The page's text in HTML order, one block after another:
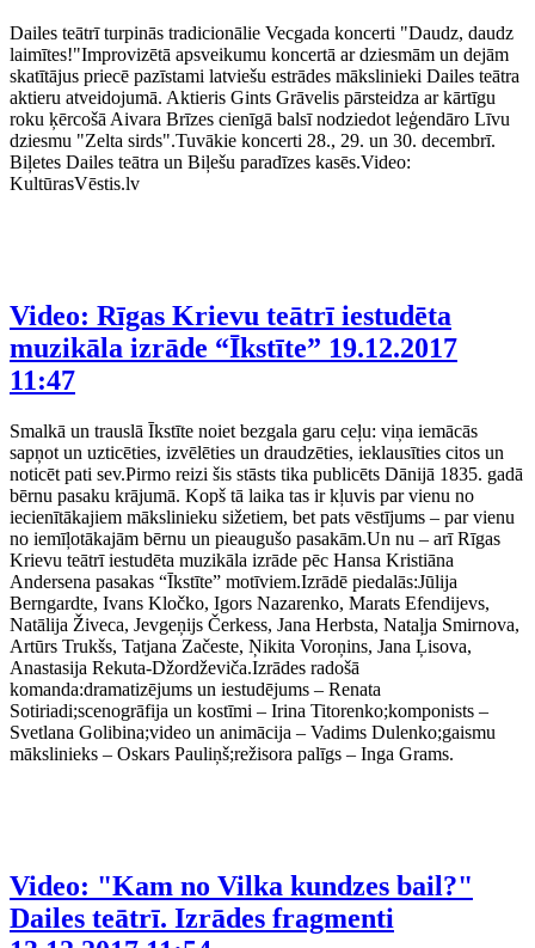
Dailes teātrī turpinās tradicionālie Vecgada koncerti "Daudz, daudz
laimītes!"Improvizētā apsveikumu koncertā ar dziesmām un dejām
skatītājus priecē pazīstami latviešu estrādes mākslinieki Dailes teātra
aktieru atveidojumā. Aktieris Gints Grāvelis pārsteidza ar kārtīgu
roku ķērcošā Aivara Brīzes cienīgā balsī nodziedot leģendāro Līvu
dziesmu "Zelta sirds".Tuvākie koncerti 28., 29. un 30. decembrī.
Biļetes Dailes teātra un Biļešu paradīzes kasēs.Video:
KultūrasVēstis.lv
Video: Rīgas Krievu teātrī iestudēta
muzikāla izrāde “Īkstīte” 19.12.2017
11:47
Smalkā un trauslā Īkstīte noiet bezgala garu ceļu: viņa iemācās
sapņot un uzticēties, izvēlēties un draudzēties, ieklausīties citos un
noticēt pati sev.Pirmo reizi šis stāsts tika publicēts Dānijā 1835. gadā
bērnu pasaku krājumā. Kopš tā laika tas ir kļuvis par vienu no
iecienītākajiem mākslinieku sižetiem, bet pats vēstījums – par vienu
no iemīļotākajām bērnu un pieaugušo pasakām.Un nu – arī Rīgas
Krievu teātrī iestudēta muzikāla izrāde pēc Hansa Kristiāna
Andersena pasakas “Īkstīte” motīviem.Izrādē piedalās:Jūlija
Berngardte, Ivans Kločko, Igors Nazarenko, Marats Efendijevs,
Natālija Živeca, Jevgeņijs Čerkess, Jana Herbsta, Nataļja Smirnova,
Artūrs Trukšs, Tatjana Začeste, Ņikita Voroņins, Jana Ļisova,
Anastasija Rekuta-Džordževiča.Izrādes radošā
komanda:dramatizējums un iestudējums – Renata
Sotiriadi;scenogrāfija un kostīmi – Irina Titorenko;komponists –
Svetlana Golibina;video un animācija – Vadims Dulenko;gaismu
mākslinieks – Oskars Pauliņš;režisora palīgs – Inga Grams.
Video: "Kam no Vilka kundzes bail?"
Dailes teātrī. Izrādes fragmenti